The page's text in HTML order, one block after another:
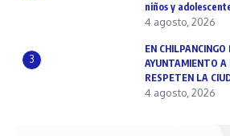
niños y
4 agosto, 2026
3
EN
AYUNTAMIENTO A
RESPETEN LA
4 agosto, 2026